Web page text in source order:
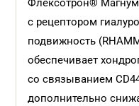
Флексотрон®
с рецептором
подвижность
обеспечивает
со связыванием
дополнительно